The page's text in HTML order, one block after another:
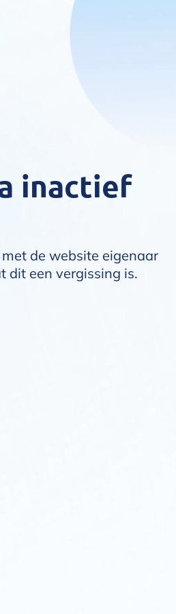
inactief
de website eigenaar
dit een vergissing is.